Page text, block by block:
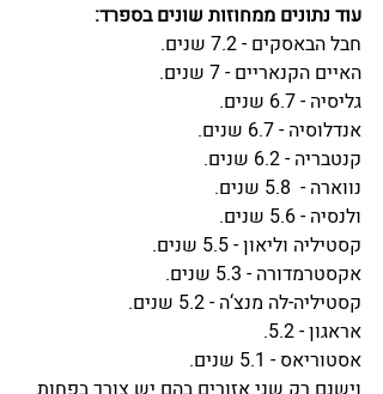
עוד נתונים ממחוזות שונים בספרד:
חבל הבאסקים - 7.2 שנים.
האיים הקנאריים - 7 שנים.
גליסיה - 6.7 שנים.
אנדלוסיה - 6.7 שנים.
קנטבריה - 6.2 שנים.
נווארה -  5.8 שנים.
ולנסיה - 5.6 שנים.
קסטיליה וליאון - 5.5 שנים.
אקסטרמדורה - 5.3 שנים.
קסטיליה-לה מנצ‘ה - 5.2 שנים.
אראגון - 5.2.
אסטוריאס - 5.1 שנים.